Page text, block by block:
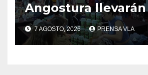
Angostura
producción local a
de Sabores.
7 AGOSTO, 2026 PRENSA VLA